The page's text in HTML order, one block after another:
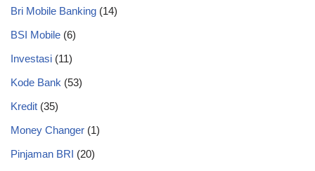
Bri Mobile Banking (14)
BSI Mobile (6)
Investasi (11)
Kode Bank (53)
Kredit (35)
Money Changer (1)
Pinjaman BRI (20)